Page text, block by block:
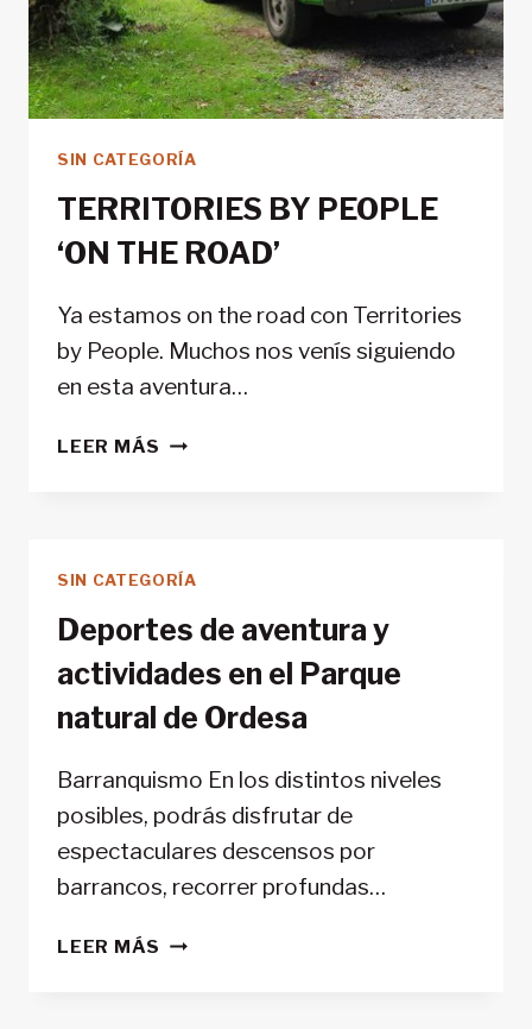
SIN CATEGORÍA
TERRITORIES BY PEOPLE
‘ON THE ROAD’
Ya estamos on the road con Territories
by People. Muchos nos venís siguiendo
en esta aventura…
LEER MÁS TERRITORIES
ROAD’
SIN CATEGORÍA
Deportes de aventura y
actividades en el Parque
natural de Ordesa
Barranquismo En los distintos niveles
posibles, podrás disfrutar de
espectaculares descensos por
barrancos, recorrer profundas…
LEER MÁS DEPORTES